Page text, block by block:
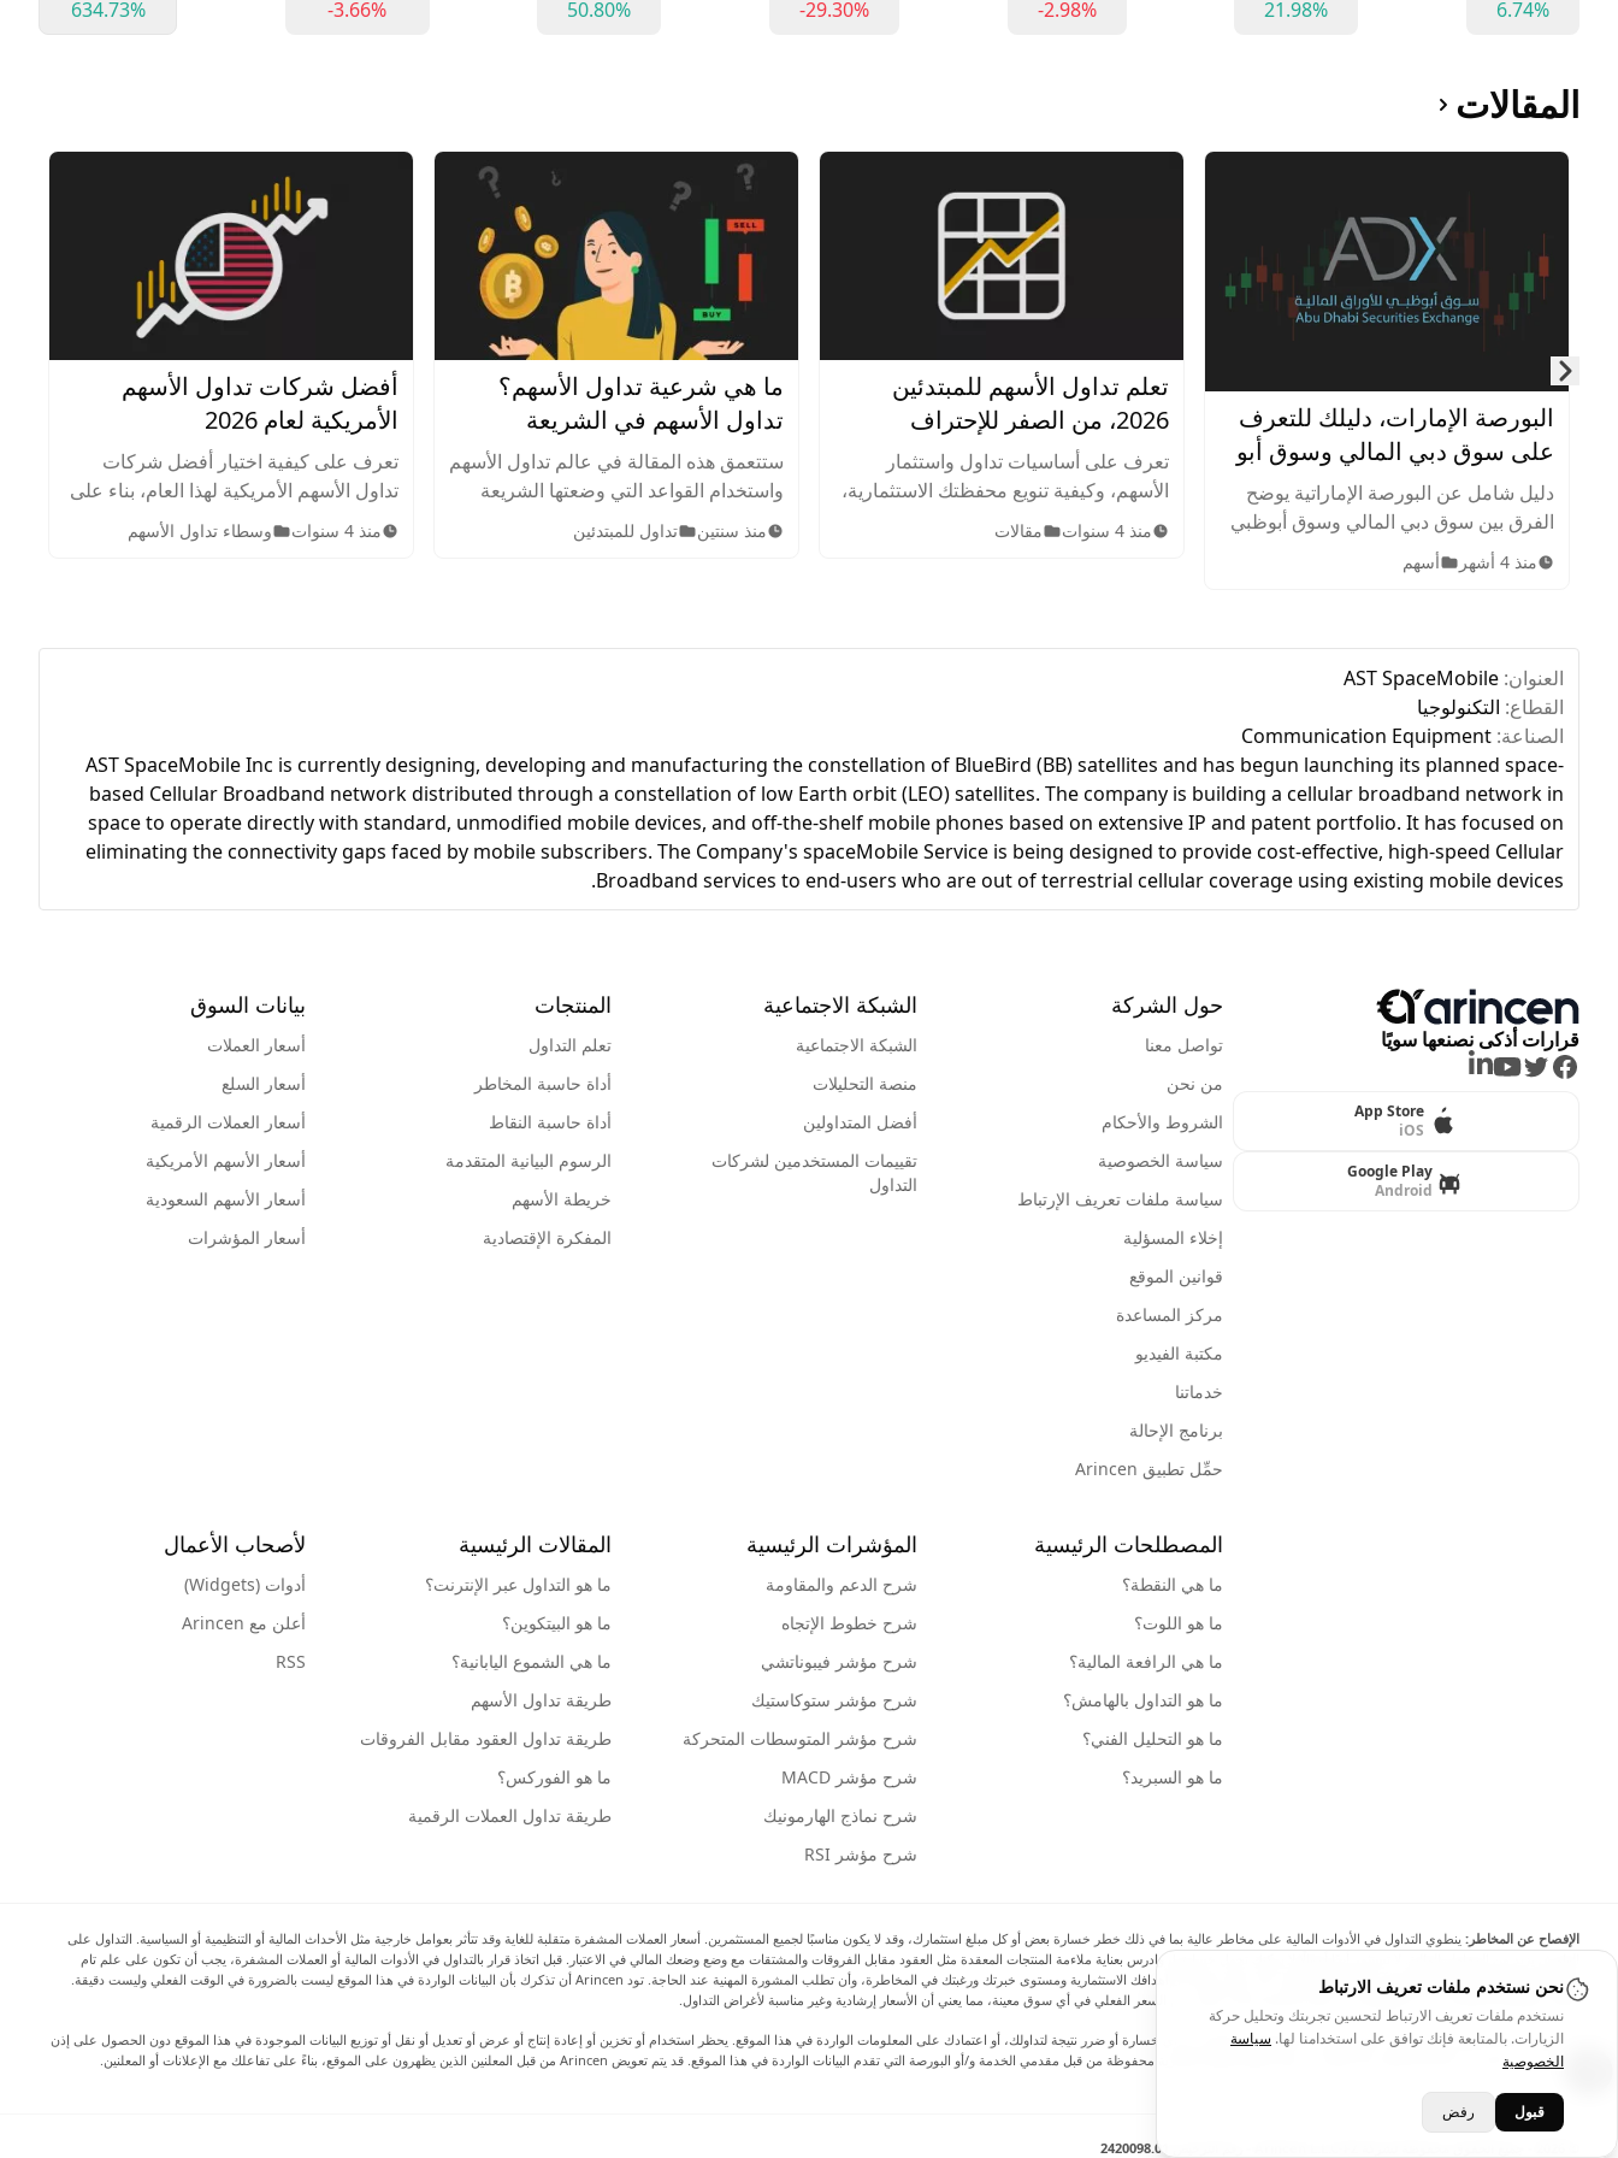
6.74%
21.98%
-2.98%
-29.30%
50.80%
-3.66%
634.73%
المقالات
البورصة الإمارات، دليلك للتعرف
على سوق دبي المالي وسوق أبو
ظبي للأوراق المالية
دليل شامل عن البورصة الإماراتية يوضح
الفرق بين سوق دبي المالي وسوق أبوظبي
للأوراق المالية، أهم الشركات المدرجة،
الأصول المتاحة، ساعات التداول، وخطوات
منذ 4 أشهر أسهم
تعلم تداول الأسهم للمبتدئين
2026، من الصفر للإحتراف
تعرف على أساسيات تداول واستثمار
الأسهم، وكيفية تنويع محفظتك الاستثمارية،
وإدارة المخاطر بذكاء. اكتشف أهم
الاستراتيجيات والنصائح لتحقيق النجاح في
منذ 4 سنوات مقالات
ما هي شرعية تداول الأسهم؟
تداول الأسهم في الشريعة
الإسلامية
ستتعمق هذه المقالة في عالم تداول الأسهم
واستخدام القواعد التي وضعتها الشريعة
الإسلامية لتحديد الأعمال والأنشطة في
الاستثمار الحلال أو المشروعة والمسموح
منذ سنتين تداول للمبتدئين
أفضل شركات تداول الأسهم
الأمريكية لعام 2026
تعرف على كيفية اختيار أفضل شركات
تداول الأسهم الأمريكية لهذا العام، بناء على
بحث شامل ودراسة لموقع أرينسن.
منذ 4 سنوات وسطاء تداول الأسهم
Skip to next slide page
العنوان: AST SpaceMobile
القطاع: التكنولوجيا
الصناعة: Communication Equipment
AST SpaceMobile Inc is currently designing, developing and manufacturing the constellation of BlueBird (BB) satellites and has begun launching its planned space-
based Cellular Broadband network distributed through a constellation of low Earth orbit (LEO) satellites. The company is building a cellular broadband network in
space to operate directly with standard, unmodified mobile devices, and off-the-shelf mobile phones based on extensive IP and patent portfolio. It has focused on
eliminating the connectivity gaps faced by mobile subscribers. The Company's spaceMobile Service is being designed to provide cost-effective, high-speed Cellular
Broadband services to end-users who are out of terrestrial cellular coverage using existing mobile devices.
قرارات أذكى نصنعها سويًا
Facebook
Twitter
Youtube
LinkedIn
App Store
iOS
Google Play
Android
حول الشركة
تواصل معنا
من نحن
الشروط والأحكام
سياسة الخصوصية
سياسة ملفات تعريف الإرتباط
إخلاء المسؤلية
قوانين الموقع
مركز المساعدة
مكتبة الفيديو
خدماتنا
برنامج الإحالة
حمِّل تطبيق Arincen
الشبكة الاجتماعية
الشبكة الاجتماعية
منصة التحليلات
أفضل المتداولين
تقييمات المستخدمين لشركات
التداول
المنتجات
تعلم التداول
أداة حاسبة المخاطر
أداة حاسبة النقاط
الرسوم البيانية المتقدمة
خريطة الأسهم
المفكرة الإقتصادية
بيانات السوق
أسعار العملات
أسعار السلع
أسعار العملات الرقمية
أسعار الأسهم الأمريكية
أسعار الأسهم السعودية
أسعار المؤشرات
المصطلحات الرئيسية
ما هي النقطة؟
ما هو اللوت؟
ما هي الرافعة المالية؟
ما هو التداول بالهامش؟
ما هو التحليل الفني؟
ما هو السبريد؟
المؤشرات الرئيسية
شرح الدعم والمقاومة
شرح خطوط الإتجاه
شرح مؤشر فيبوناتشي
شرح مؤشر ستوكاستيك
شرح مؤشر المتوسطات المتحركة
شرح مؤشر MACD
شرح نماذج الهارمونيك
شرح مؤشر RSI
المقالات الرئيسية
ما هو التداول عبر الإنترنت؟
ما هو البيتكوين؟
ما هي الشموع اليابانية؟
طريقة تداول الأسهم
طريقة تداول العقود مقابل الفروقات
ما هو الفوركس؟
طريقة تداول العملات الرقمية
لأصحاب الأعمال
أدوات (Widgets)
أعلن مع Arincen
RSS
الإفصاح عن المخاطر: ينطوي التداول في الأدوات المالية على مخاطر عالية بما في ذلك خطر خسارة بعض أو كل مبلغ استثمارك، وقد لا يكون مناسبًا لجميع المستثمرين. أسعار العملات المشفرة متقلبة للغاية وقد تتأثر بعوامل خارجية مثل الأحداث المالية أو التنظيمية أو السياسية. التداول على
الهامش يزيد من المخاطر المالية. لا تستثمر أبدًا أموالًا لا يمكنك تحمل خسارتها، وادرس بعناية ملاءمة المنتجات المعقدة مثل العقود مقابل الفروقات والمشتقات مع وضع وضعك المالي في الاعتبار. قبل اتخاذ قرار بالتداول في الأدوات المالية أو العملات المشفرة، يجب أن تكون على علم تام
بالمخاطر والتكاليف المرتبطة بالتداول في الأسواق المالية، وأن تفكر بعناية في أهدافك الاستثمارية ومستوى خبرتك ورغبتك في المخاطرة، وأن تطلب المشورة المهنية عند الحاجة. تود Arincen أن تذكرك بأن البيانات الواردة في هذا الموقع ليست بالضرورة في الوقت الفعلي وليست دقيقة.
البيانات والأسعار الموجودة على الموقع ليست دقيقة بالضرورة وقد تختلف عن السعر الفعلي في أي سوق معينة، مما يعني أن الأسعار إرشادية وغير مناسبة لأغراض التداول.
لن يتحمل Arincen وأي مزود للبيانات الواردة في هذا الموقع المسؤولية عن أي خسارة أو ضرر نتيجة لتداولك، أو اعتمادك على المعلومات الواردة في هذا الموقع. يحظر استخدام أو تخزين أو إعادة إنتاج أو عرض أو تعديل أو نقل أو توزيع البيانات الموجودة في هذا الموقع دون الحصول على إذن
كتابي صريح مسبق من Arincen و/أو مزود البيانات. جميع حقوق الملكية الفكرية محفوظة من قبل مقدمي الخدمة و/أو البورصة التي تقدم البيانات الواردة في هذا الموقع. قد يتم تعويض Arincen من قبل المعلنين الذين يظهرون على الموقع، بناءً على تفاعلك مع الإعلانات أو المعلنين.
نحن نستخدم ملفات تعريف الارتباط
نستخدم ملفات تعريف الارتباط لتحسين تجربتك وتحليل حركة
الزيارات. بالمتابعة فإنك توافق على استخدامنا لها. سياسة
الخصوصية
قبول رفض